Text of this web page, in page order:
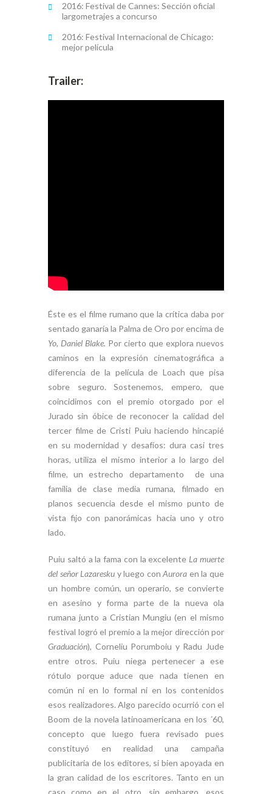
2016: Festival de Cannes: Sección oficial
largometrajes a concurso
2016: Festival Internacional de Chicago:
mejor película
Trailer:
Éste es el filme rumano que la crítica daba por
sentado ganaría la Palma de Oro por encima de
Yo, Daniel Blake. Por cierto que explora nuevos
caminos en la expresión cinematográfica a
diferencia de la película de Loach que pisa
sobre seguro. Sostenemos, empero, que
coincidimos con el premio otorgado por el
Jurado sin óbice de reconocer la calidad del
tercer filme de Cristi Puiu haciendo hincapié
en su modernidad y desafíos: dura casi tres
horas, utiliza el mismo interior a lo largo del
filme, un estrecho departamento de una
familia de clase media rumana, filmado en
planos secuencia desde el mismo punto de
vista fijo con panorámicas hacia uno y otro
lado.
Puiu saltó a la fama con la excelente La muerte
del señor Lazaresku y luego conAurora en la que
un hombre común, un operario, se convierte
en asesino y forma parte de la nueva ola
rumana junto a Cristian Mungiu (en el mismo
festival logró el premio a la mejor dirección por
Graduación), Corneliu Porumboiu y Radu Jude
entre otros. Puiu niega pertenecer a ese
rótulo porque aduce que nada tienen en
común ni en lo formal ni en los contenidos
esos realizadores. Algo parecido ocurrió con el
Boom de la novela latinoamericana en los ´60,
concepto que luego fuera revisado pues
constituyó en realidad una campaña
publicitaria de los editores, si bien apoyada en
la gran calidad de los escritores. Tanto en un
caso como en el otro, sin embargo, esos